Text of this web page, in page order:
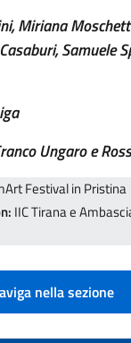
Miriana
Samuele
Ungaro e
Festival in Pristina
IIC Tirana e
nella sezione